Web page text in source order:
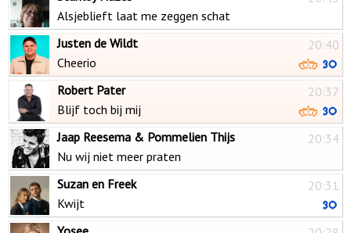
Alsjeblieft laat me zeggen schat
20:40
Justen de Wildt
Cheerio
20:37
Robert Pater
Blijf toch bij mij
20:34
Jaap Reesema & Pommelien Thijs
Nu wij niet meer praten
20:31
Suzan en Freek
Kwijt